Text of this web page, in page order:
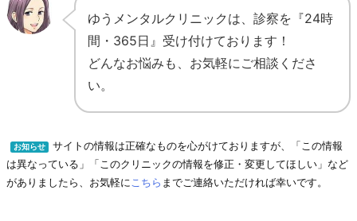
ゆうメンタルクリニックは、診察を『24時
間・365日』受け付けております！
どんなお悩みも、お気軽にご相談くださ
い。
お知らせ
サイトの情報は正確なものを心がけておりますが、「この情報
は異なっている」「このクリニックの情報を修正・変更してほしい」など
がありましたら、お気軽にこちら までご連絡いただければ幸いです。